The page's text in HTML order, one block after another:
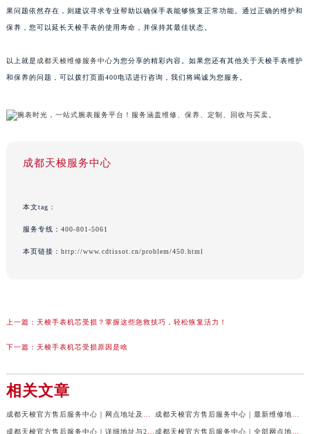
果问题依然存在，则建议寻求专业帮助以确保手表能够恢复正常功能。通过正确的维护和
保养，您可以延长天梭手表的使用寿命，并保持其最佳状态。
以上就是 成都天梭维修服务中心为您分享的精彩内容。如果您还有其他关于天梭手表维护
和保养的问题，可以拨打页面400电话进行咨询，我们将竭诚为您服务。
成都天梭服务中心
本文tag：
服务专线： 400-801-5061
本页链接： http://www.cdtissot.cn/problem/450.html
上一篇： 天梭手表机芯受损？掌握这些急救技巧，轻松恢复活力！
下一篇： 天梭手表机芯受损原因是啥
相关文章